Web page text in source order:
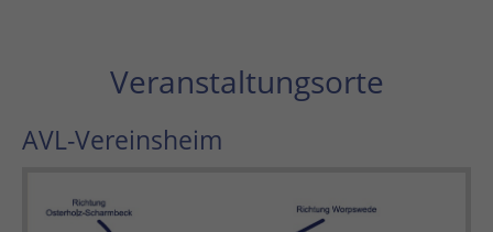
Veranstaltungsorte
AVL-Vereinsheim